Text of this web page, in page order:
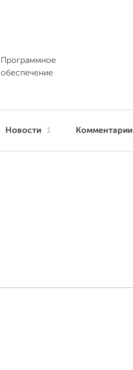
Программное
обеспечение
Новости 1 Комментарии